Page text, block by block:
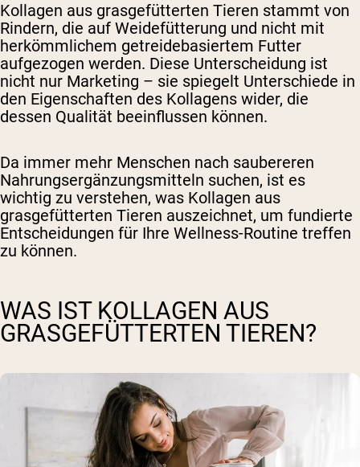
Kollagen aus grasgefütterten Tieren stammt von
Rindern, die auf Weidefütterung und nicht mit
herkömmlichem getreidebasiertem Futter
aufgezogen werden. Diese Unterscheidung ist
nicht nur Marketing – sie spiegelt Unterschiede in
den Eigenschaften des Kollagens wider, die
dessen Qualität beeinflussen können.
Da immer mehr Menschen nach saubereren
Nahrungsergänzungsmitteln suchen, ist es
wichtig zu verstehen, was Kollagen aus
grasgefütterten Tieren auszeichnet, um fundierte
Entscheidungen für Ihre Wellness-Routine treffen
zu können.
WAS IST KOLLAGEN AUS
GRASGEFÜTTERTEN TIEREN?